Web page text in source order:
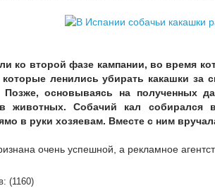
ко второй фазе кампании, во время
ленились убирать какашки
основываясь на полученных
животных. Собачий кал собирался
в руки хозяевам. Вместе с ним
очень успешной, а рекламное
(1160)